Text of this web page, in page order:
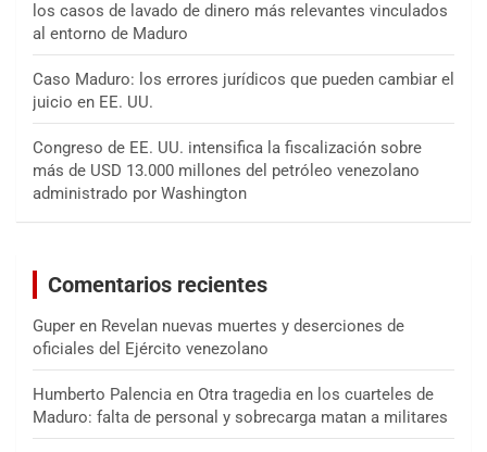
los casos de lavado de dinero más relevantes vinculados
al entorno de Maduro
Caso Maduro: los errores jurídicos que pueden cambiar el
juicio en EE. UU.
Congreso de EE. UU. intensifica la fiscalización sobre
más de USD 13.000 millones del petróleo venezolano
administrado por Washington
Comentarios recientes
Guper en Revelan nuevas muertes y deserciones de
oficiales del Ejército venezolano
Humberto Palencia en Otra tragedia en los cuarteles de
Maduro: falta de personal y sobrecarga matan a militares